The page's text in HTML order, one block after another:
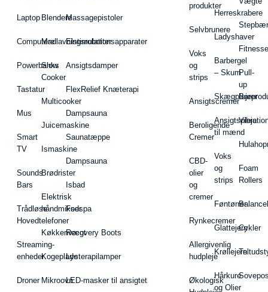
Laptop
Computere
Powerbanks
Tastatur
Mus
Smart
TV
Sounds
Bars
Trådløse
Hovedtelefoner
Streaming-
enheder
Droner
Blendere
Madlavningsrobotter
Slow
Cooker
Multicooker
Juicemaskine
Ismaskine
Brødrister
Elektrisk
håndmikser
Køkkenvægt
Kogeplade
Mikroovn
Massagepistoler
Elstimulationsapparater
Ansigtsdamper
FlexRelief Knæterapi
Dampsauna
Saunatæppe
Dampsauna
Isbad
Fodspa
Recovery Boots
Lysterapilamper
LED-masker til ansigtet
produkter
Selvbrunere
Voks
og
strips
Ansigtscremer
Beroligende
Cremer
CBD-
olier
og
cremer
Rynkecremer
Allergivenlig
hudpleje
Økologisk
Herreskrabere
Ladyshaver
Barbergel
– Skum
Ansigtspleje
til mænd
Voks
og
strips
Føntørrer
Glattejern
Krøllejern
Hårkure
og Olier
Pull-
up
Barer
Foam
Rollers
Cykler